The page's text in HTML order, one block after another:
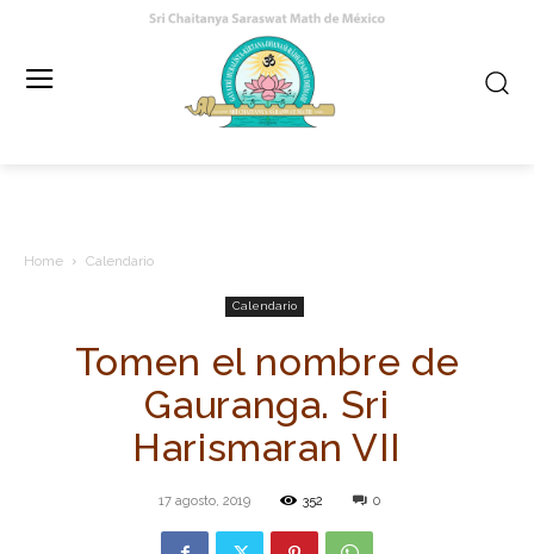
Home Calendario
Calendario
Tomen el nombre de
Gauranga. Sri
Harismaran VII
17 agosto, 2019 352 0